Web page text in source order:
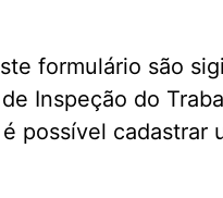
formulário são
Inspeção do
possível cadastrar